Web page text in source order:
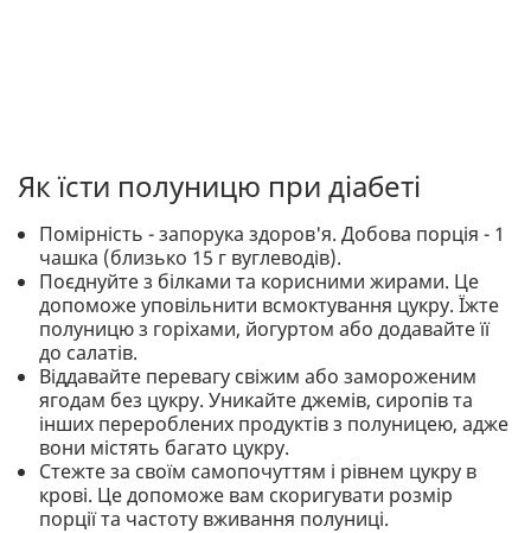
Як їсти полуницю при діабеті
Помірність - запорука здоров'я. Добова порція - 1
чашка (близько 15 г вуглеводів).
Поєднуйте з білками та корисними жирами. Це
допоможе уповільнити всмоктування цукру. Їжте
полуницю з горіхами, йогуртом або додавайте її
до салатів.
Віддавайте перевагу свіжим або замороженим
ягодам без цукру. Уникайте джемів, сиропів та
інших перероблених продуктів з полуницею, адже
вони містять багато цукру.
Стежте за своїм самопочуттям і рівнем цукру в
крові. Це допоможе вам скоригувати розмір
порції та частоту вживання полуниці.